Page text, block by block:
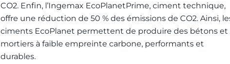
CO2. Enfin, l’Ingemax EcoPlanetPrime, ciment technique,
offre une réduction de 50 % des émissions de CO2. Ainsi,
ciments EcoPlanet permettent de produire des bétons et
mortiers à faible empreinte carbone, performants et
durables.